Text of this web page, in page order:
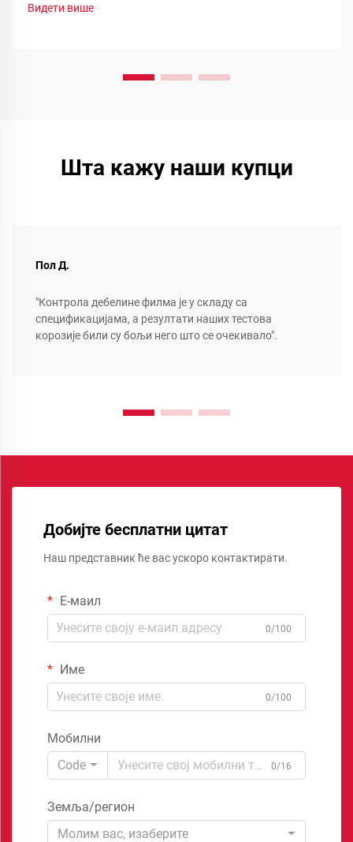
Видети више
Шта кажу наши купци
Пол Д.
"Контрола дебелине филма је у складу са
спецификацијама, а резултати наших тестова
корозије били су бољи него што се очекивало".
Добијте бесплатни цитат
Наш представник ће вас ускоро контактирати.
Е-маил
0/100
Име
0/100
Мобилни
Code
0/16
Земља/регион
Молим вас, изаберите